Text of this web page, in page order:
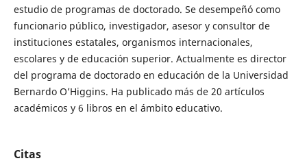
estudio de programas de doctorado. Se desempeñó como
funcionario público, investigador, asesor y consultor de
instituciones estatales, organismos internacionales,
escolares y de educación superior. Actualmente es director
del programa de doctorado en educación de la Universidad
Bernardo O’Higgins. Ha publicado más de 20 artículos
académicos y 6 libros en el ámbito educativo.
Citas